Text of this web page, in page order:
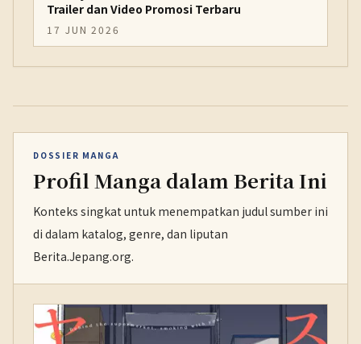
Trailer dan Video Promosi Terbaru
17 JUN 2026
DOSSIER MANGA
Profil Manga dalam Berita Ini
Konteks singkat untuk menempatkan judul sumber ini
di dalam katalog, genre, dan liputan
Berita.Jepang.org.